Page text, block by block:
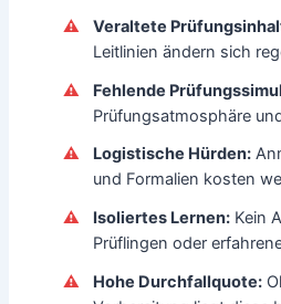
Veraltete
Leitlinien ändern sich
Fehlende
Prüfungsatmosphäre
Logistische Hürden:
und Formalien kosten
Isoliertes Lernen:Kein
Prüflingen oder
Hohe Durchfallquote: